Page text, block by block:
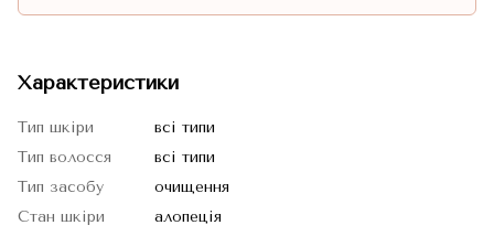
Характеристики
Тип шкіри
всі типи
Тип волосся
всі типи
Тип засобу
очищення
Стан шкіри
алопеція